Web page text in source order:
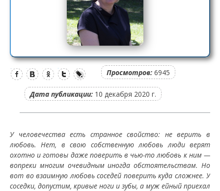
Просмотров: 6945
Дата публикации: 10 декабря 2020 г.
У человечества есть странное свойство: не верить в
любовь. Нет, в свою собственную любовь люди верят
охотно и готовы даже поверить в чью-то любовь к ним —
вопреки многим очевидным иногда обстоятельствам. Но
вот во взаимную любовь соседей поверить куда сложнее. У
соседки, допустим, кривые ноги и зубы, а муж ейный приехал